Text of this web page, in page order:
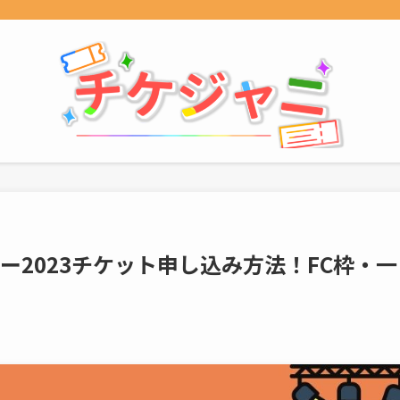
2023チケット申し込み方法！FC枠・一